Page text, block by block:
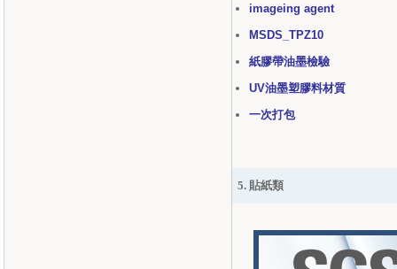
imageing agent
MSDS_TPZ10
紙膠帶油墨檢驗
UV油墨塑膠料材質
一次打包
5. 貼紙類